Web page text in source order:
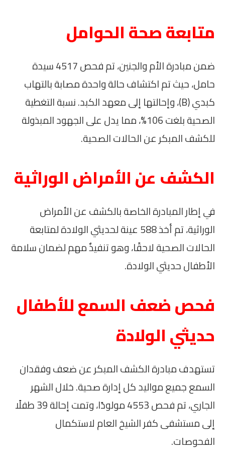
متابعة صحة الحوامل
ضمن مبادرة الأم والجنين، تم فحص 4517 سيدة
حامل، حيث تم اكتشاف حالة واحدة مصابة بالتهاب
كبدي (B)، وإحالتها إلى معهد الكبد. نسبة التغطية
الصحية بلغت 106%، مما يدل على الجهود المبذولة
للكشف المبكر عن الحالات الصحية.
الكشف عن الأمراض الوراثية
في إطار المبادرة الخاصة بالكشف عن الأمراض
الوراثية، تم أخذ 588 عينة لحديثي الولادة لمتابعة
الحالات الصحية لاحقًا، وهو تنفيذٌ مهم لضمان سلامة
الأطفال حديثي الولادة.
فحص ضعف السمع للأطفال
حديثي الولادة
تستهدف مبادرة الكشف المبكر عن ضعف وفقدان
السمع جميع مواليد كل إدارة صحية. خلال الشهر
الجاري، تم فحص 4553 مولودًا، وتمت إحالة 39 طفلًا
إلى مستشفى كفر الشيخ العام لاستكمال
الفحوصات.